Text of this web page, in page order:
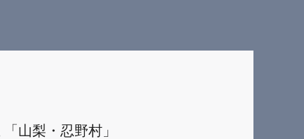
「山梨・忍野村」